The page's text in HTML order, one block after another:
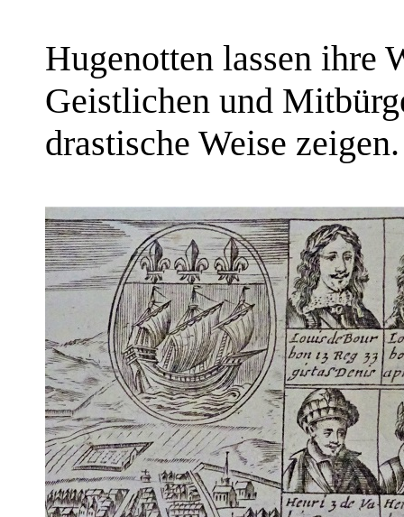
Hugenotten lassen ihre
Geistlichen und
drastische Weise zeigen.